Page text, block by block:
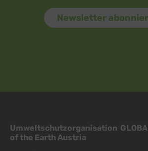
Umweltschutzorganisation
of the Earth Austria